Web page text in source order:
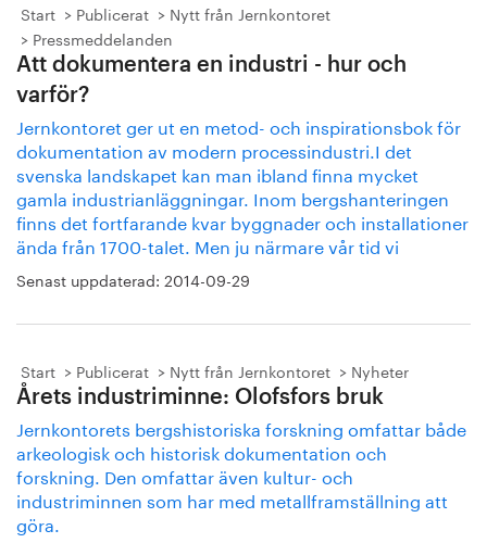
Start Publicerat
Nytt från Jernkontoret
Pressmeddelanden
Att dokumentera en industri - hur och
varför?
Jernkontoret ger ut en metod- och inspirationsbok för
dokumentation av modern processindustri.I det
svenska landskapet kan man ibland finna mycket
gamla industrianläggningar. Inom bergshanteringen
finns det fortfarande kvar byggnader och installationer
ända från 1700-talet. Men ju närmare vår tid vi
Senast uppdaterad: 2014-09-29
Start Publicerat Nytt från Jernkontoret Nyheter
Årets industriminne: Olofsfors bruk
Jernkontorets bergshistoriska forskning omfattar både
arkeologisk och historisk dokumentation och
forskning. Den omfattar även kultur- och
industriminnen som har med metallframställning att
göra.